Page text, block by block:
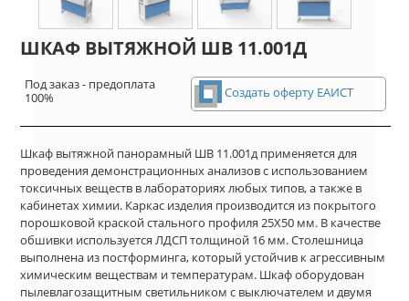
ШКАФ ВЫТЯЖНОЙ ШВ 11.001Д
Под заказ - предоплата
100%
Создать оферту ЕАИСТ
Шкаф вытяжной панорамный ШВ 11.001д применяется для
проведения демонстрационных анализов с использованием
токсичных веществ в лабораториях любых типов, а также в
кабинетах химии. Каркас изделия производится из покрытого
порошковой краской стального профиля 25Х50 мм. В качестве
обшивки используется ЛДСП толщиной 16 мм. Столешница
выполнена из постформинга, который устойчив к агрессивным
химическим веществам и температурам. Шкаф оборудован
пылевлагозащитным светильником с выключателем и двумя